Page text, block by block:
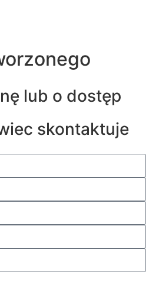
lub o dostęp
skontaktuje